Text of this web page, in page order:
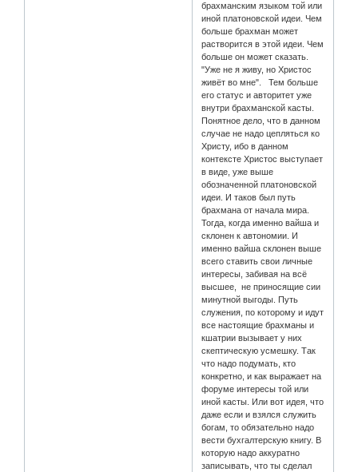
брахманским языком той или
иной платоновской идеи. Чем
больше брахман может
растворится в этой идеи. Чем
больше он может сказать.
"Уже не я живу, но Христос
живёт во мне". Тем больше
его статус и авторитет уже
внутри брахманской касты.
Понятное дело, что в данном
случае не надо цепляться ко
Христу, ибо в данном
контексте Христос выступает
в виде, уже выше
обозначенной платоновской
идеи. И таков был путь
брахмана от начала мира.
Тогда, когда именно вайша и
склонен к автономии. И
именно вайша склонен выше
всего ставить свои личные
интересы, забивая на всё
высшее, не приносящие сии
минутной выгоды. Путь
служения, по которому и идут
все настоящие брахманы и
кшатрии вызывает у них
скептическую усмешку. Так
что надо подумать, кто
конкретно, и как выражает на
форуме интересы той или
иной касты. Или вот идея, что
даже если и взялся служить
богам, то обязательно надо
вести бухгалтерскую книгу. В
которую надо аккуратно
записывать, что ты сделал